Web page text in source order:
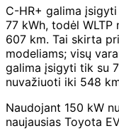
C-HR+ galima
77 kWh, todėl
607 km. Tai skirta
modeliams; visų
galima įsigyti tik su
nuvažiuoti iki 548
Naudojant 150 kW
naujausias Toyota